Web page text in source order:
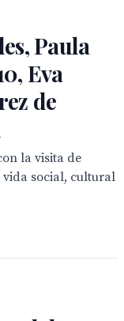
Paula
Eva
de
la visita de
vida social, cultural